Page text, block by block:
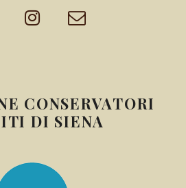
CONSERVATORI
DI SIENA